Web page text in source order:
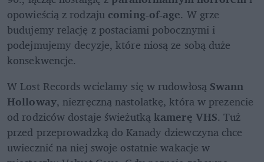
opowieścią z rodzaju coming-of-age. W grze
budujemy relację z postaciami pobocznymi i
podejmujemy decyzje, które niosą ze sobą duże
konsekwencje.
W Lost Records wcielamy się w rudowłosą Swann
Holloway, niezręczną nastolatkę, która w prezencie
od rodziców dostaje świeżutką kamerę VHS. Tuż
przed przeprowadzką do Kanady dziewczyna chce
uwiecznić na niej swoje ostatnie wakacje w